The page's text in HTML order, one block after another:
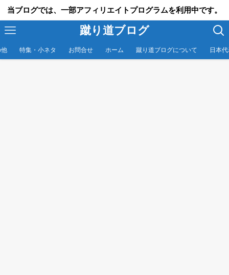
当ブログでは、一部アフィリエイトプログラムを利用中です。
蹴り道ブログ
特集・小ネタ お問合せ ホーム 蹴り道ブログについて 日本